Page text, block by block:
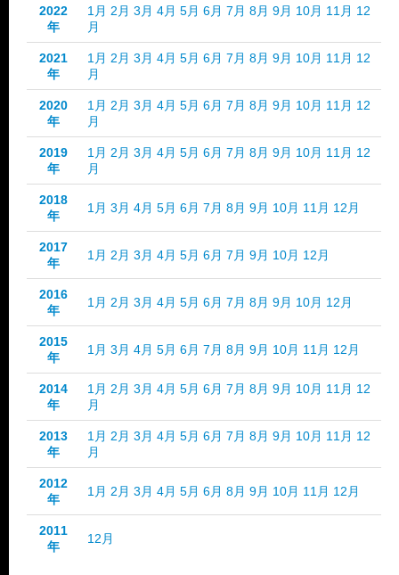
2022
年
1月 2月 3月 4月 5月 6月 7月 8月 9月 10月 11月 12
月
2021
年
1月 2月 3月 4月 5月 6月 7月 8月 9月 10月 11月 12
月
2020
年
1月 2月 3月 4月 5月 6月 7月 8月 9月 10月 11月 12
月
2019
年
1月 2月 3月 4月 5月 6月 7月 8月 9月 10月 11月 12
月
2018
年
1月 3月 4月 5月 6月 7月 8月 9月 10月 11月 12月
2017
年
1月 2月 3月 4月 5月 6月 7月 9月 10月 12月
2016
年
1月 2月 3月 4月 5月 6月 7月 8月 9月 10月 12月
2015
年
1月 3月 4月 5月 6月 7月 8月 9月 10月 11月 12月
2014
年
1月 2月 3月 4月 5月 6月 7月 8月 9月 10月 11月 12
月
2013
年
1月 2月 3月 4月 5月 6月 7月 8月 9月 10月 11月 12
月
2012
年
1月 2月 3月 4月 5月 6月 8月 9月 10月 11月 12月
2011
年
12月